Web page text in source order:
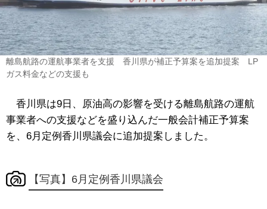
離島航路の運航事業者を支援 香川県が補正予算案を追加提案 LP
ガス料金などの支援も
香川県は9日、原油高の影響を受ける離島航路の運航
事業者への支援などを盛り込んだ一般会計補正予算案
を、6月定例香川県議会に追加提案しました。
【写真】6月定例香川県議会